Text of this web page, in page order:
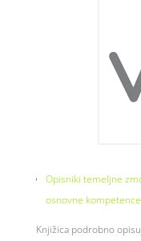
Opisniki temeljne
osnovne
Knjižica podrobno